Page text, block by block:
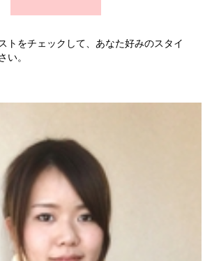
トをチェックして、あなた好みのスタイ
い。